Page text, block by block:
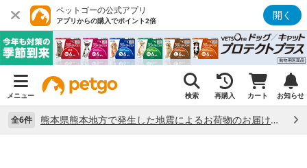
ペットゴーの公式アプリ
アプリからの購入でポイント2倍 開く
メニュー 検索 再購入 カート お知らせ
全6件 熊本県熊本地方で発生した地震によるお荷物のお届け状況について （7/28）